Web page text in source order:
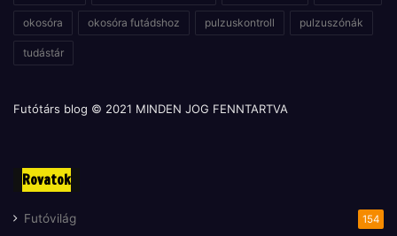
okosóra okosóra futádshoz pulzuskontroll pulzuszónák
tudástár
Futótárs blog © 2021 MINDEN JOG FENNTARTVA
Rovatok
Futóvilág 154